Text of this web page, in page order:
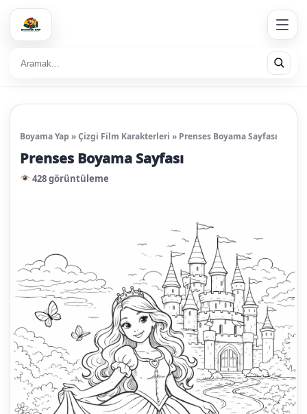
Boyama Yap »Çizgi Film Karakterleri » Prenses Boyama Sayfası
Prenses Boyama Sayfası
428 görüntüleme